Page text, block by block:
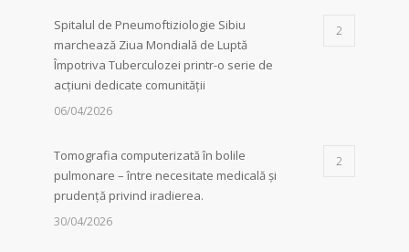
Spitalul de Pneumoftiziologie Sibiu
marchează Ziua Mondială de Luptă
Împotriva Tuberculozei printr-o serie de
acțiuni dedicate comunității
2
06/04/2026
Tomografia computerizată în bolile
pulmonare – între necesitate medicală și
prudență privind iradierea.
2
30/04/2026